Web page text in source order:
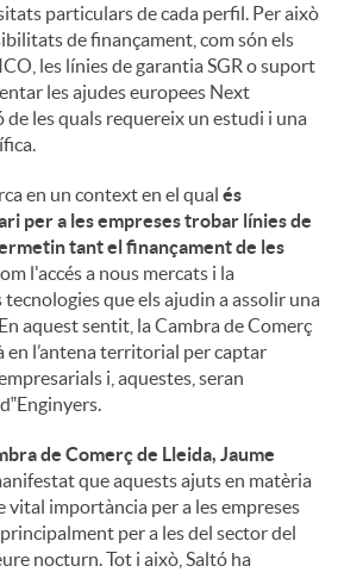
particulars de cada perfil. Per això
de finançament, com són els
les línies de garantia SGR o suport
les ajudes europees Next
les quals requereix un estudi i una
en un context en el qual és
per a les empreses trobar línies de
tant el finançament de les
l'accés a nous mercats i la
que els ajudin a assolir una
aquest sentit, la Cambra de Comerç
en l’antena territorial per captar
i, aquestes, seran
de Comerç de Lleida, Jaume
que aquests ajuts en matèria
vital importància per a les empreses
per a les del sector del
nocturn. Tot i això, Saltó ha